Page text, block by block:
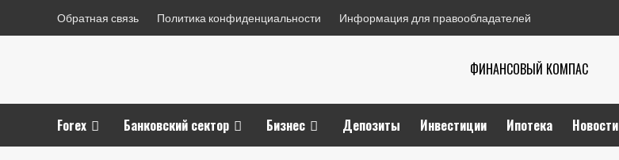
Обратная связь Политика конфиденциальности Информация для правообладателей
ФИНАНСОВЫЙ КОМПАС
Forex Банковский сектор Бизнес Депозиты Инвестиции Ипотека Новости